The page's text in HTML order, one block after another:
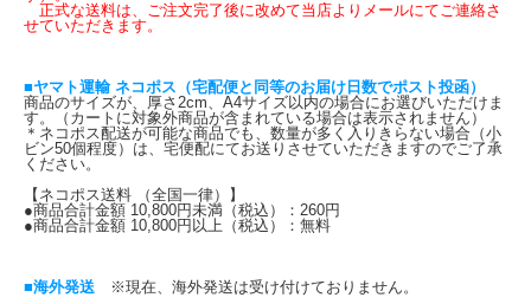
正式な送料は、ご注文完了後に改めて当店よりメールにてご連絡さ
せていただきます。
■ヤマト運輸 ネコポス（宅配便と同等のお届け日数でポスト投函）
商品のサイズが、厚さ2cm、A4サイズ以内の場合にお選びいただけま
す。（カートに対象外商品が含まれている場合は表示されません）
＊ネコポス配送が可能な商品でも、数量が多く入りきらない場合（小
ビン50個程度）は、宅便配にてお送りさせていただきますのでご了承
ください。
【ネコポス送料 （全国一律）】
●商品合計金額 10,800円未満（税込）：260円
●商品合計金額 10,800円以上（税込）：無料
■海外発送 ※現在、海外発送は受け付けておりません。